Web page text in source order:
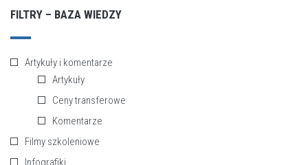
FILTRY – BAZA WIEDZY
Artykuły i komentarze
Artykuły
Ceny transferowe
Komentarze
Filmy szkoleniowe
Infografiki